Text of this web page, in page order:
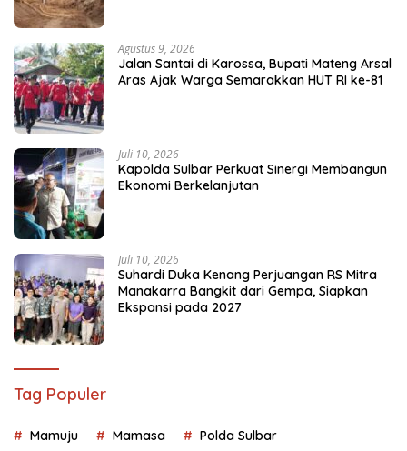
Agustus 9, 2026
Jalan Santai di Karossa, Bupati Mateng Arsal
Aras Ajak Warga Semarakkan HUT RI ke-81
Juli 10, 2026
Kapolda Sulbar Perkuat Sinergi Membangun
Ekonomi Berkelanjutan
Juli 10, 2026
Suhardi Duka Kenang Perjuangan RS Mitra
Manakarra Bangkit dari Gempa, Siapkan
Ekspansi pada 2027
Tag Populer
Mamuju Mamasa Polda Sulbar